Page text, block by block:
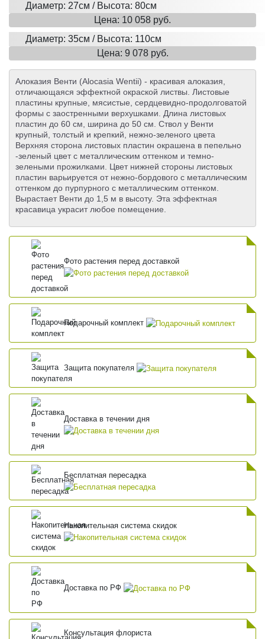
Диаметр: 27см / Высота: 80см
Цена: 10 058 руб.
Диаметр: 35см / Высота: 110см
Цена: 9 078 руб.
Алоказия Венти (Alocasia Wentii) - красивая алоказия,
отличающаяся эффектной окраской листвы. Листовые
пластины крупные, мясистые, сердцевидно-продолговатой
формы с заостренными верхушками. Длина листовых
пластин до 60 см, ширина до 50 см. Ствол у Венти
крупный, толстый и крепкий, нежно-зеленого цвета
Верхняя сторона листовых пластин окрашена в пепельно
-зеленый цвет с металлическим оттенком и темно-
зелеными прожилками. Цвет нижней стороны листовых
пластин варьируется от нежно-бордового с металлическим
оттенком до пурпурного с металлическим оттенком.
Вырастает Венти до 1,5 м в высоту. Эта эффектная
красавица украсит любое помещение.
Фото растения перед доставкой
Подарочный комплект
Защита покупателя
Доставка в течении дня
Бесплатная пересадка
Накопительная система скидок
Доставка по РФ
Консультация флориста